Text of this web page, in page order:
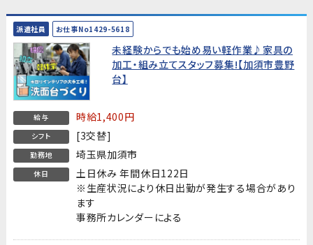
派遣社員 お仕事No1429-5618
未経験からでも始め易い軽作業♪家具の
加工・組み立てスタッフ募集!【加須市豊野
台】
給与 時給1,400円
シフト [3交替]
勤務地 埼玉県加須市
休日
土日休み 年間休日122日
※生産状況により休日出勤が発生する場合があり
ます
事務所カレンダーによる